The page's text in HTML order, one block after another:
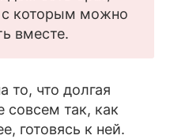
с которым можно
вместе.
то, что долгая
совсем так, как
готовясь к ней.